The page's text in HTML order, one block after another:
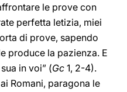
le prove con
perfetta letizia, miei
di prove, sapendo
produce la pazienza. E
in voi” (Gc 1, 2-4).
Romani, paragona le